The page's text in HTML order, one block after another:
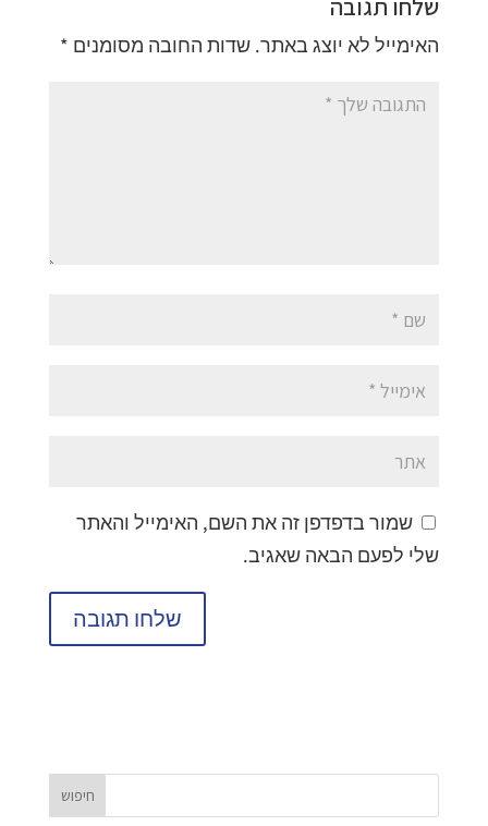
שלחו תגובה
האימייל לא יוצג באתר. שדות החובה מסומנים *
שמור בדפדפן זה את השם, האימייל והאתר
שלי לפעם הבאה שאגיב.